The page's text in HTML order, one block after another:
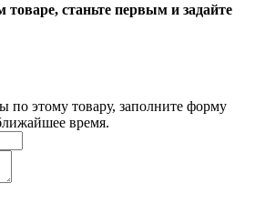
товаре, станьте первым и задайте
по этому товару, заполните форму
время.